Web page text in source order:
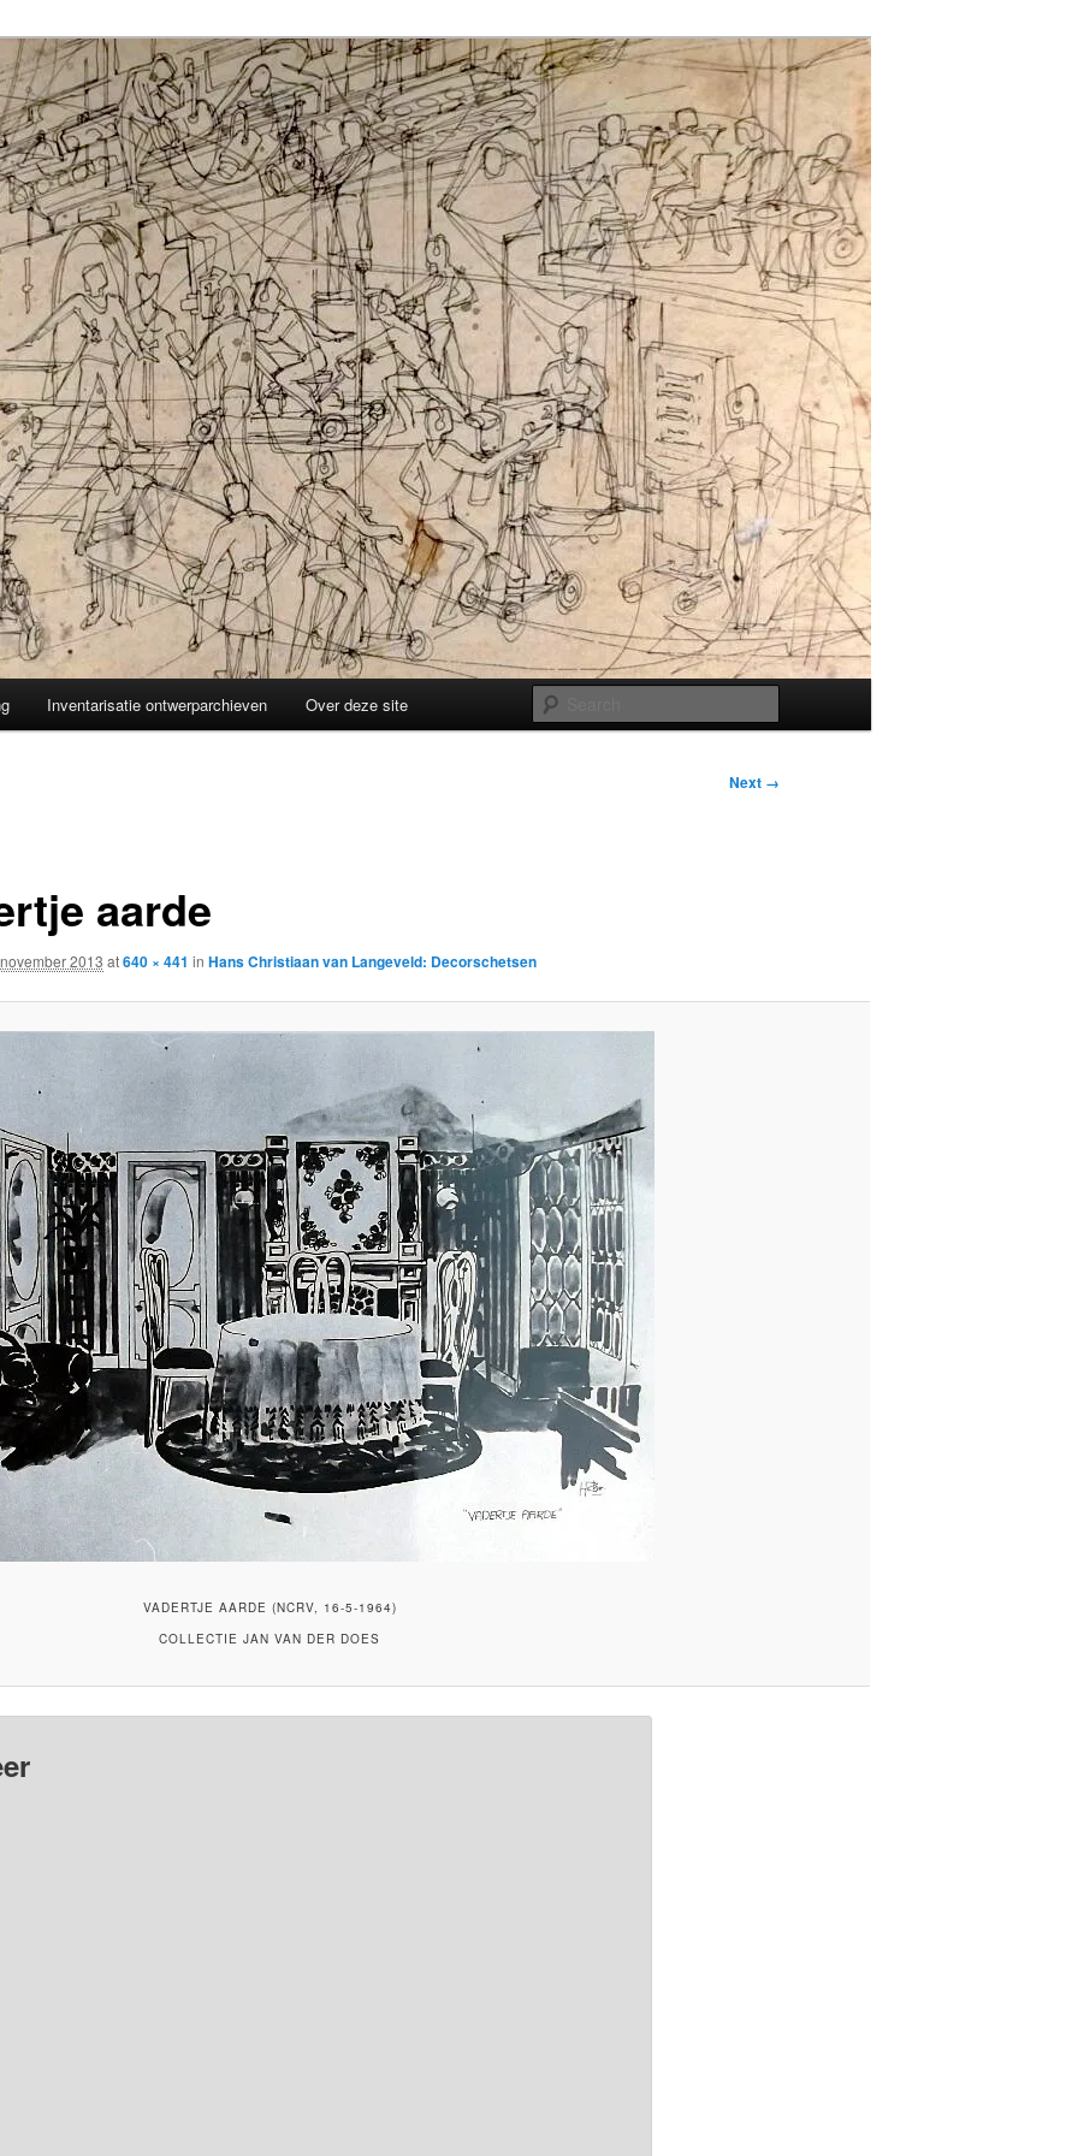
Inventarisatie ontwerparchieven Over deze site
Next →
aarde
2013 at640 × 441 in Hans Christiaan van Langeveld: Decorschetsen
VADERTJE AARDE (NCRV, 16-5-1964)
COLLECTIE JAN VAN DER DOES